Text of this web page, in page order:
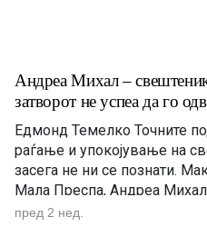
Андреа Михал –
затворот не успеа да го
Едмонд Темелко Точните
раѓање и упокојување на
засега не ни се познати.
Мала Преспа, Андреа
години затвор затоа што
пред 2 нед.